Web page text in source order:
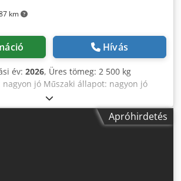
km
Hívás
év: 2026, Üres tömeg: 2 500 kg
jó Műszaki állapot: nagyon jó
Aer Esztétikai állapot: nagyon jó
Alkalmas a következő gépekhez: 18–35
EXW Gyártási ország: KR További
Apróhirdetés